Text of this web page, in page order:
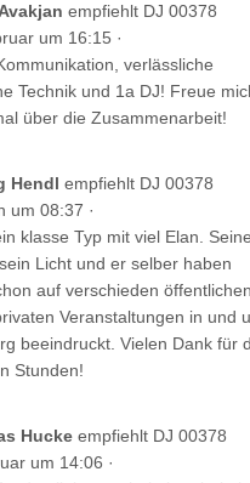
empfiehlt DJ 00378
um 16:15 ·
verlässliche
Technik und 1a DJ! Freue
über die Zusammenarbeit!
Hendl empfiehlt DJ 00378
um 08:37 ·
klasse Typ mit viel Elan. Seine
Licht und er selber haben
auf verschieden öffentlichen
Veranstaltungen in und
beeindruckt. Vielen Dank für
Stunden!
Hucke empfiehlt DJ 00378
um 14:06 ·